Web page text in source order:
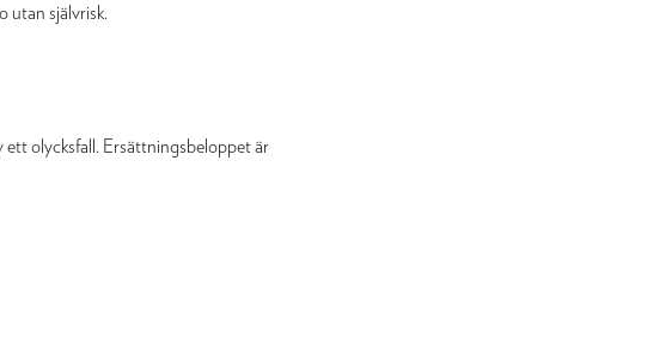
utan självrisk.
ett olycksfall. Ersättningsbeloppet är